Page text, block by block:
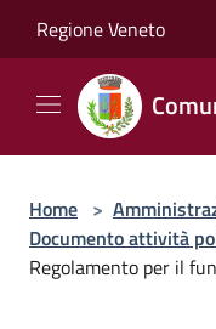
Regione Veneto
Home >
Documento attività
Regolamento per il